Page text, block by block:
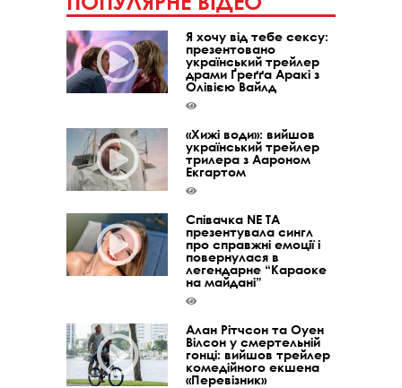
Я хочу від тебе сексу:
презентовано
український трейлер
драми Ґреґґа Аракі з
Олівією Вайлд
«Хижі води»: вийшов
український трейлер
трилера з Аароном
Екгартом
Співачка NE TA
презентувала сингл
про справжні емоції і
повернулася в
легендарне “Караоке
на майдані”
Алан Рітчсон та Оуен
Вілсон у смертельній
гонці: вийшов трейлер
комедійного екшена
«Перевізник»